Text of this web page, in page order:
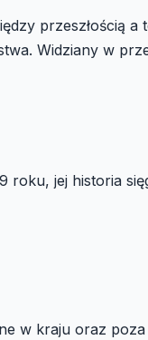
przeszłością
Widziany w
roku, jej historia
w kraju oraz poza